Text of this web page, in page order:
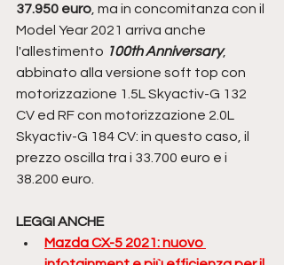
37.950 euro , ma in concomitanza con il
Model Year 2021 arriva anche
l'allestimento 100th Anniversary,
abbinato alla versione soft top con
motorizzazione 1.5L Skyactiv-G 132
CV ed RF con motorizzazione 2.0L
Skyactiv-G 184 CV: in questo caso, il
prezzo oscilla tra i 33.700 euro e i
38.200 euro.
LEGGI ANCHE
Mazda CX-5 2021: nuovo